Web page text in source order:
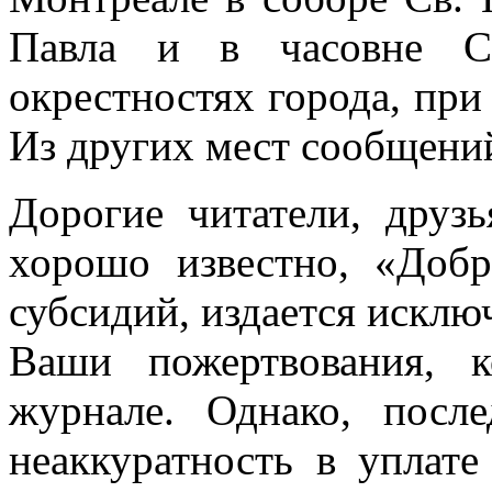
Павла и в часовне
окрестностях города,
Из других мест
Дорогие читатели,
хорошо известно,
субсидий, издается
Ваши пожертвования,
журнале. Однако,
неаккуратность в